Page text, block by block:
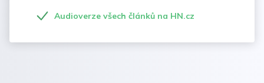
Audioverze všech článků na HN.cz